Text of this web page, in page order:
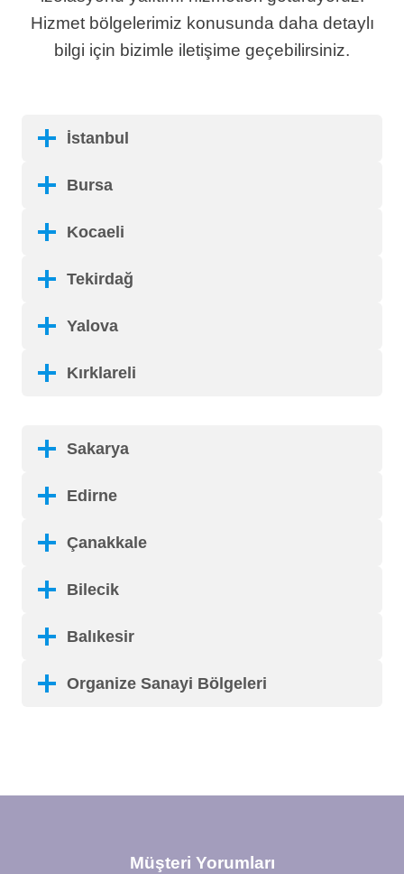
Hizmet bölgelerimiz konusunda daha detaylı
bilgi için bizimle iletişime geçebilirsiniz.
İstanbul
Bursa
Kocaeli
Tekirdağ
Yalova
Kırklareli
Sakarya
Edirne
Çanakkale
Bilecik
Balıkesir
Organize Sanayi Bölgeleri
Müşteri Yorumları